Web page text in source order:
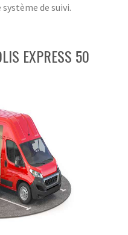
de suivi.
EXPRESS 50